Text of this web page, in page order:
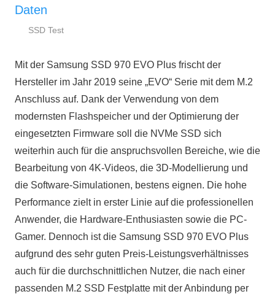
Daten
März
ratgeber.de
SSD Test
Mit der Samsung SSD 970 EVO Plus frischt der
Hersteller im Jahr 2019 seine „EVO“ Serie mit dem M.2
Anschluss auf. Dank der Verwendung von dem
modernsten Flashspeicher und der Optimierung der
eingesetzten Firmware soll die NVMe SSD sich
weiterhin auch für die anspruchsvollen Bereiche, wie die
Bearbeitung von 4K-Videos, die 3D-Modellierung und
die Software-Simulationen, bestens eignen. Die hohe
Performance zielt in erster Linie auf die professionellen
Anwender, die Hardware-Enthusiasten sowie die PC-
Gamer. Dennoch ist die Samsung SSD 970 EVO Plus
aufgrund des sehr guten Preis-Leistungsverhältnisses
auch für die durchschnittlichen Nutzer, die nach einer
passenden M.2 SSD Festplatte mit der Anbindung per